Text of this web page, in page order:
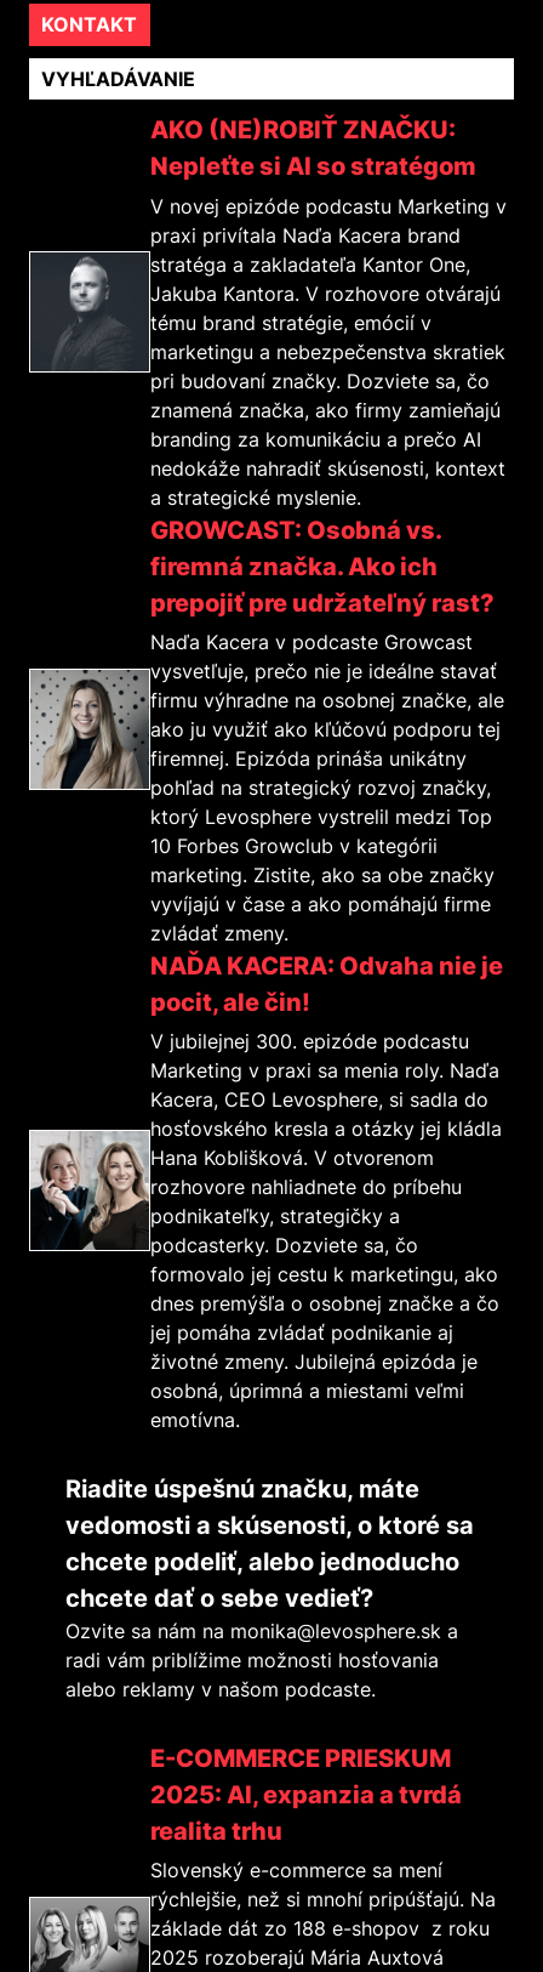
KONTAKT
AKO (NE)ROBIŤ ZNAČKU:
Nepleťte si AI so stratégom
V novej epizóde podcastu Marketing v
praxi privítala Naďa Kacera brand
stratéga a zakladateľa Kantor One,
Jakuba Kantora. V rozhovore otvárajú
tému brand stratégie, emócií v
marketingu a nebezpečenstva skratiek
pri budovaní značky. Dozviete sa, čo
znamená značka, ako firmy zamieňajú
branding za komunikáciu a prečo AI
nedokáže nahradiť skúsenosti, kontext
a strategické myslenie.
GROWCAST: Osobná vs.
firemná značka. Ako ich
prepojiť pre udržateľný rast?
Naďa Kacera v podcaste Growcast
vysvetľuje, prečo nie je ideálne stavať
firmu výhradne na osobnej značke, ale
ako ju využiť ako kľúčovú podporu tej
firemnej. Epizóda prináša unikátny
pohľad na strategický rozvoj značky,
ktorý Levosphere vystrelil medzi Top
10 Forbes Growclub v kategórii
marketing. Zistite, ako sa obe značky
vyvíjajú v čase a ako pomáhajú firme
zvládať zmeny.
NAĎA KACERA: Odvaha nie je
pocit, ale čin!
V jubilejnej 300. epizóde podcastu
Marketing v praxi sa menia roly. Naďa
Kacera, CEO Levosphere, si sadla do
hosťovského kresla a otázky jej kládla
Hana Koblišková. V otvorenom
rozhovore nahliadnete do príbehu
podnikateľky, strategičky a
podcasterky. Dozviete sa, čo
formovalo jej cestu k marketingu, ako
dnes premýšľa o osobnej značke a čo
jej pomáha zvládať podnikanie aj
životné zmeny. Jubilejná epizóda je
osobná, úprimná a miestami veľmi
emotívna.
Riadite úspešnú značku, máte
vedomosti a skúsenosti, o ktoré sa
chcete podeliť, alebo jednoducho
chcete dať o sebe vedieť?
Ozvite sa nám na monika@levosphere.sk a
radi vám priblížime možnosti hosťovania
alebo reklamy v našom podcaste.
E-COMMERCE PRIESKUM
2025: AI, expanzia a tvrdá
realita trhu
Slovenský e-commerce sa mení
rýchlejšie, než si mnohí pripúšťajú. Na
základe dát zo 188 e-shopov z roku
2025 rozoberajú Mária Auxtová